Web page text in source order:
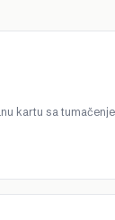
kartu sa